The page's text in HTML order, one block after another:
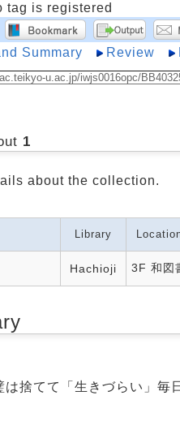
tag is registered
Summary
Review
1
about the collection.
Library
Hachioji 3F 和図
捨てて「生きづらい」毎